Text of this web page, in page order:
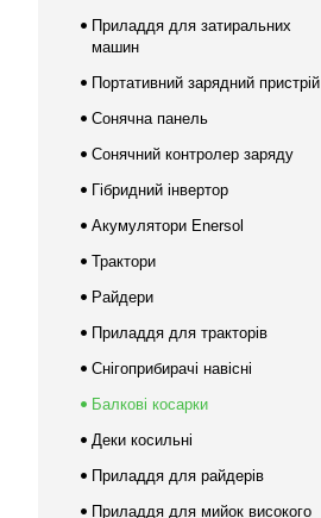
Приладдя для затиральних
машин
Портативний зарядний пристрій
Сонячна панель
Сонячний контролер заряду
Гібридний інвертор
Акумулятори Enersol
Трактори
Райдери
Приладдя для тракторів
Снігоприбирачі навісні
Балкові косарки
Деки косильні
Приладдя для райдерів
Приладдя для мийок високого